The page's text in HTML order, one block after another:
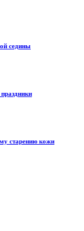
седины
старению кожи